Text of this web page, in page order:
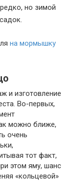
но зимой
на мормышку
Во-первых,
можно ближе,
очень
тот факт,
этом яму, шанс
«кольцевой»